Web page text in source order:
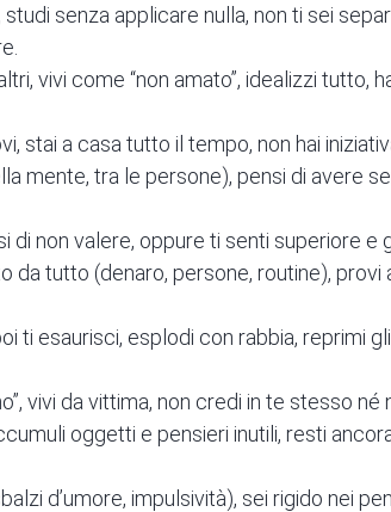
senza applicare nulla, non ti sei
vivi come “non amato”, idealizzi tutto,
stai a casa tutto il tempo, non hai
mente, tra le persone), pensi di avere
di non valere, oppure ti senti superiore e
da tutto (denaro, persone, routine), provi
ti esaurisci, esplodi con rabbia, reprimi
vivi da vittima, non credi in te stesso né
oggetti e pensieri inutili, resti
d’umore, impulsività), sei rigido nei